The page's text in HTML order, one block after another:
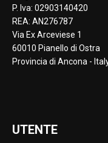
P. Iva: 02903140420
REA: AN276787
Via Ex Arceviese 1
60010 Pianello di Ostra
Provincia di Ancona -
UTENTE